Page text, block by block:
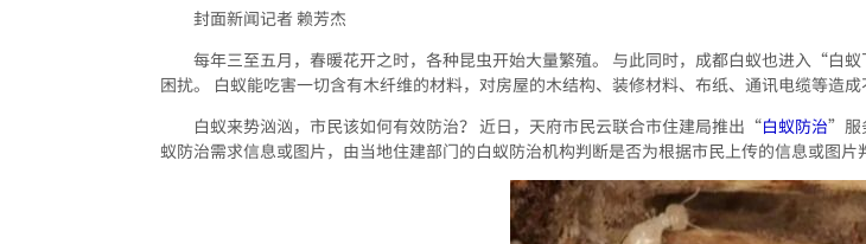
封面新闻记者 赖芳杰
每年三至五月，春暖花开之时，各种昆虫开始大量繁殖。 与此同时，成都白蚁也进入“白
困扰。 白蚁能吃害一切含有木纤维的材料，对房屋的木结构、装修材料、布纸、通讯电缆等造成
白蚁来势汹汹，市民该如何有效防治？ 近日，天府市民云联合市住建局推出“白蚁防治”服
蚁防治需求信息或图片，由当地住建部门的白蚁防治机构判断是否为根据市民上传的信息或图